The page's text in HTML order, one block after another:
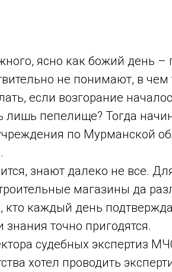
ясно как божий день –
не понимают, в
если возгорание
лишь пепелище? Тогда
по Мурманской
знают далеко не все.
магазины да
кто каждый день
знания точно пригодятся.
судебных экспертиз
хотел проводить